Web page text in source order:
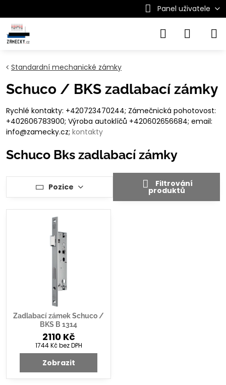
Panel uživatele
Standardní mechanické zámky
Schuco / BKS zadlabací zámky
Rychlé kontakty: +420723470244; Zámečnická pohotovost:
+402606783900; Výroba autoklíčů +420602656684; email:
info@zamecky.cz; kontakty
Schuco Bks zadlabací zámky
Pozice Filtrování
produktů
Zadlabací zámek Schuco /
BKS B 1314
2110 Kč
1744 Kčbez DPH
Zobrazit